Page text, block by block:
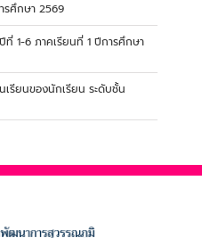
รศึกษา 2569
1-6 ภาคเรียนที่ 1 ปีการศึกษา
เรียนของนักเรียน ระดับชั้น